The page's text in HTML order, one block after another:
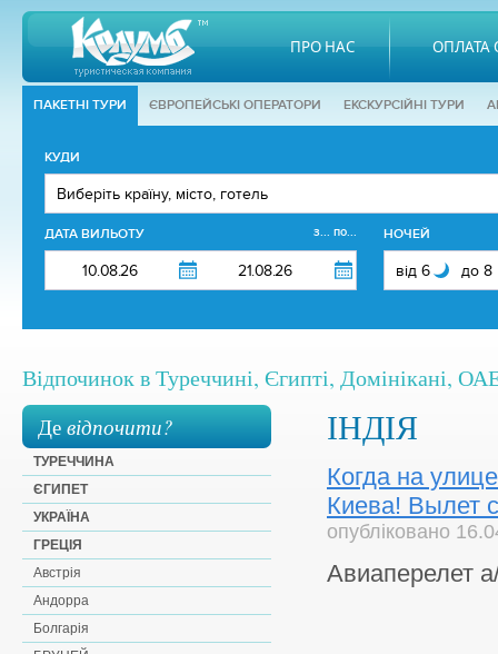
ПРО НАС ОПЛАТА
ПАКЕТНІ ТУРИ ЄВРОПЕЙСЬКІ ОПЕРАТОРИ EКСКУРСІЙНІ ТУРИ
КУДИ
ДАТА ВИЛЬОТУ з... по... НОЧЕЙ
Відпочинок в Туреччині, Єгипті, Домінікані,
Девідпочити?
ТУРЕЧЧИНА
ЄГИПЕТ
УКРАЇНА
ГРЕЦІЯ
Австрія
Андорра
Болгарія
ІНДІЯ
Когда на
Киева! Вылет
опубліковано
Авиаперелет